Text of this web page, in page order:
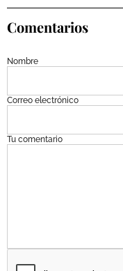
Comentarios
Nombre
Correo electrónico
Tu comentario